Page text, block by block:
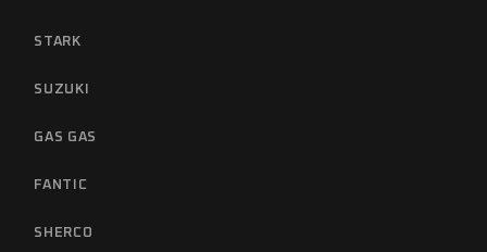
STARK
SUZUKI
GAS GAS
FANTIC
SHERCO